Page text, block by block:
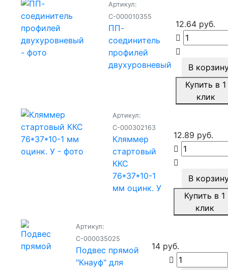
Артикул:
С-000010355
ПП-
соединитель
профилей
двухуровневый
12.64 руб.
В
Купить в 1
клик
Артикул:
С-000302163
Кляммер
стартовый
ККС
76*37*10-1
мм оцинк. У
12.89 руб.
В
Купить в 1
клик
Артикул:
С-000035025
Подвес прямой
"Кнауф" для
14 руб.